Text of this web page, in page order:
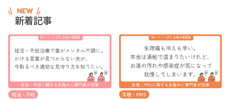
新着記事
妊活・不妊 生理・PMS